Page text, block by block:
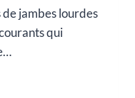
jambes lourdes
qui